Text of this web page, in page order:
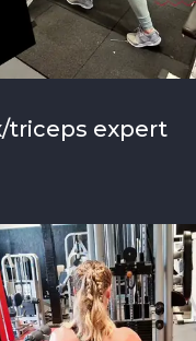
triceps expert